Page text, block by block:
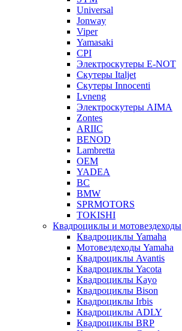
Universal
Jonway
Viper
Yamasaki
CPI
Электроскутеры E-NOT
Скутеры Italjet
Скутеры Innocenti
Lvneng
Электроскутеры AIMA
Zontes
ARIIC
BENOD
Lambretta
OEM
YADEA
BC
BMW
SPRMOTORS
TOKISHI
Квадроциклы и мотовездеходы
Квадроциклы Yamaha
Мотовездеходы Yamaha
Квадроциклы Avantis
Квадроциклы Yacota
Квадроциклы Kayo
Квадроциклы Bison
Квадроциклы Irbis
Квадроциклы ADLY
Квадроциклы BRP